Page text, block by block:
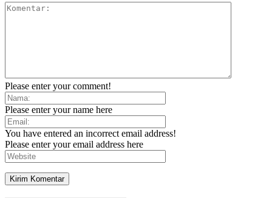
Please enter your comment!
Please enter your name here
You have entered an incorrect email address!
Please enter your email address here